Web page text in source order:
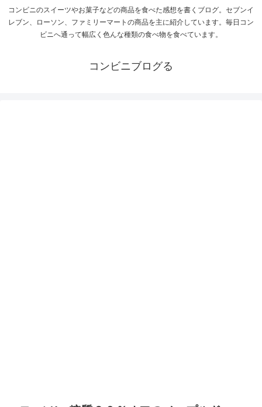
コンビニのスイーツやお菓子などの商品を食べた感想を書くブログ。セブンイ
レブン、ローソン、ファミリーマートの商品を主に紹介しています。毎日コン
ビニへ通って幅広く色んな種類の食べ物を食べています。
コンビニブログる